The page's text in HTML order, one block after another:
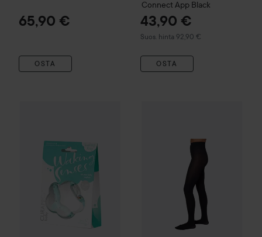
65,90 €
OSTA
Connect App Black
43,90 €
Suos. hinta 92,90 €
Suositeltu hinta 92,90 €
OSTA